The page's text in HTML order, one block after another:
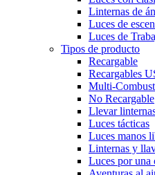
Linternas de
Luces de
Luces de
Tipos de producto
Recargable
Recargables
Multi-
No Recargable
Llevar
Luces tácticas
Luces manos
Linternas y
Luces por una